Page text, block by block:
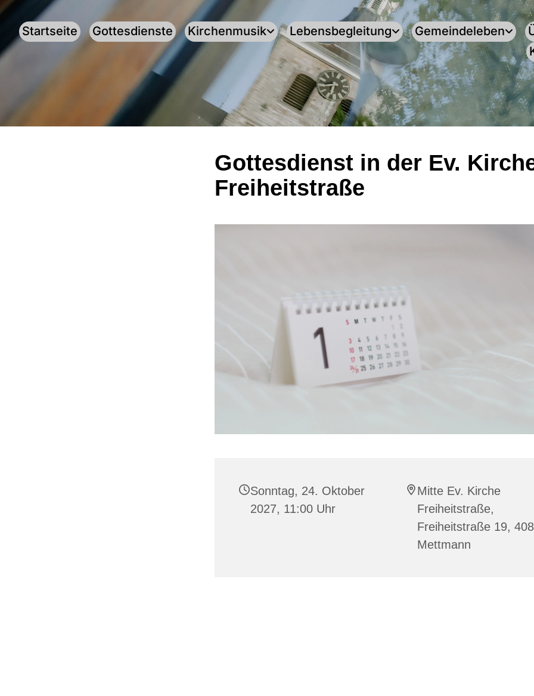
Startseite Gottesdienste Kirchenmusik Lebensbegleitung Gemeindeleben
Gottesdienst in der Ev.
Freiheitstraße
Sonntag, 24. Oktober
2027, 11:00 Uhr
Mitte Ev. Kirche
Freiheitstraße,
Freiheitstraße 19,
Mettmann